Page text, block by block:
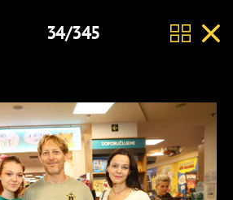
34/345